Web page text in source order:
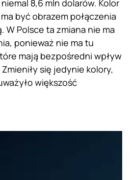
8,6 mln dolarów. Kolor
być obrazem połączenia
W Polsce ta zmiana nie ma
ponieważ nie ma tu
mają bezpośredni wpływ
się jedynie kolory,
większość